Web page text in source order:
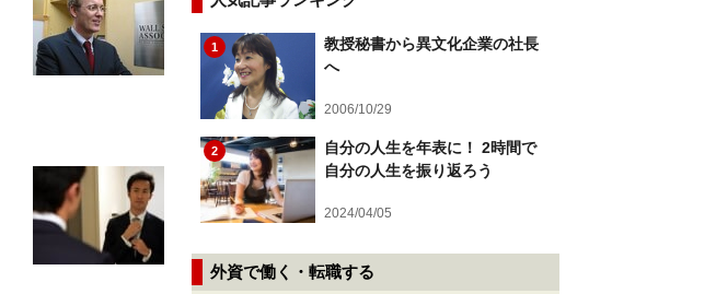
1
教授秘書から異文化企業の社長
へ
2006/10/29
2
自分の人生を年表に！ 2時間で
自分の人生を振り返ろう
2024/04/05
外資で働く・転職する